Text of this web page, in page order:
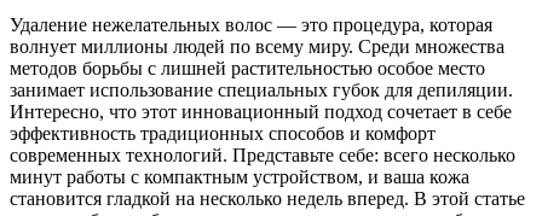
Удаление нежелательных волос — это процедура, которая
волнует миллионы людей по всему миру. Среди множества
методов борьбы с лишней растительностью особое место
занимает использование специальных губок для депиляции.
Интересно, что этот инновационный подход сочетает в себе
эффективность традиционных способов и комфорт
современных технологий. Представьте себе: всего несколько
минут работы с компактным устройством, и ваша кожа
становится гладкой на несколько недель вперед. В этой статье